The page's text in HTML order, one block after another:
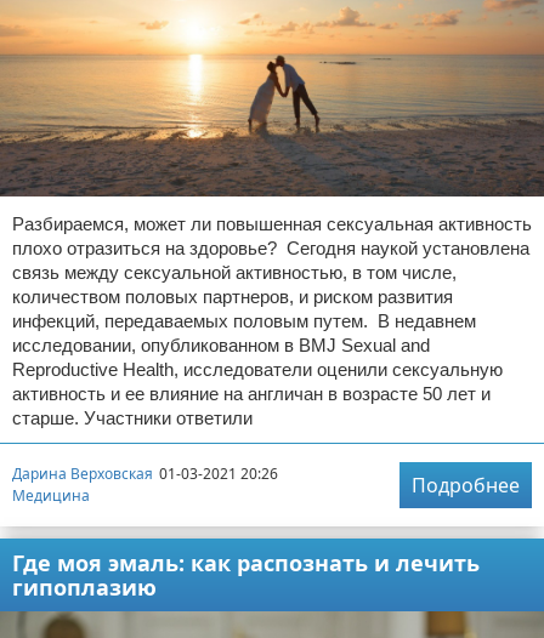
Разбираемся, может ли повышенная сексуальная активность
плохо отразиться на здоровье? Сегодня наукой установлена
связь между сексуальной активностью, в том числе,
количеством половых партнеров, и риском развития
инфекций, передаваемых половым путем. В недавнем
исследовании, опубликованном в BMJ Sexual and
Reproductive Health, исследователи оценили сексуальную
активность и ее влияние на англичан в возрасте 50 лет и
старше. Участники ответили
Дарина Верховская 01-03-2021 20:26
Медицина
Подробнее
Где моя эмаль: как распознать и лечить
гипоплазию